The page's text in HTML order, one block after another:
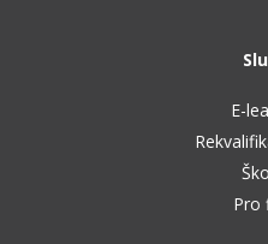
E-
Pro